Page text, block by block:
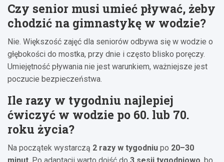
Czy senior musi umieć pływać, żeby
chodzić na gimnastykę w wodzie?
Nie. Większość zajęć dla seniorów odbywa się w wodzie o
głębokości do mostka, przy dnie i często blisko poręczy.
Umiejętność pływania nie jest warunkiem, ważniejsze jest
poczucie bezpieczeństwa.
Ile razy w tygodniu najlepiej
ćwiczyć w wodzie po 60. lub 70.
roku życia?
Na początek wystarczą 2 razy w tygodniu po 20–30